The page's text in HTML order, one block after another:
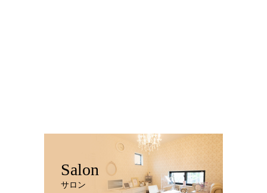
Salon
サロン